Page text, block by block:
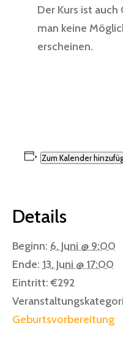
Der Kurs ist auch
man keine
erscheinen.
Zum Kalender
Details
Beginn: 6. Juni @ 9:00
Ende: 13. Juni @ 17:00
Eintritt: €292
Geburtsvorbereitung